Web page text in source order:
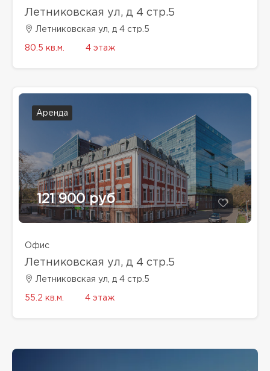
Летниковская ул, д 4 стр.5
Летниковская ул, д 4 стр.5
80.5 кв.м. 4 этаж
Аренда
121 900 руб
Офис
Летниковская ул, д 4 стр.5
Летниковская ул, д 4 стр.5
55.2 кв.м. 4 этаж